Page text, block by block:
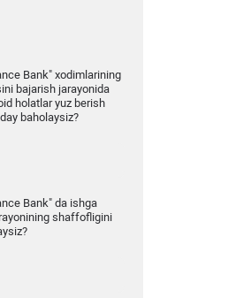
Bank" xodimlarining
bajarish jarayonida
holatlar yuz berish
baholaysiz?
Bank" da ishga
shaffofligini